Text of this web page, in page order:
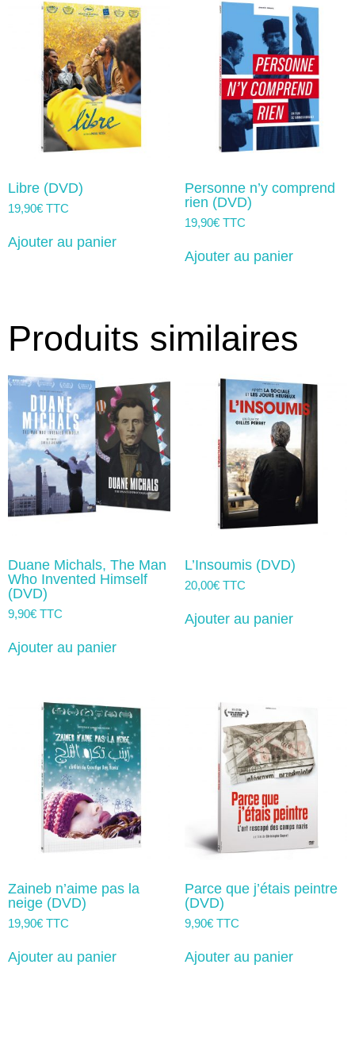
Libre (DVD)
19,90€ TTC
Ajouter au panier
Personne n’y comprend
rien (DVD)
19,90€ TTC
Ajouter au panier
Produits similaires
Duane Michals, The Man
Who Invented Himself
(DVD)
9,90€ TTC
Ajouter au panier
L’Insoumis (DVD)
20,00€ TTC
Ajouter au panier
Zaineb n’aime pas la
neige (DVD)
19,90€ TTC
Ajouter au panier
Parce que j’étais peintre
(DVD)
9,90€ TTC
Ajouter au panier